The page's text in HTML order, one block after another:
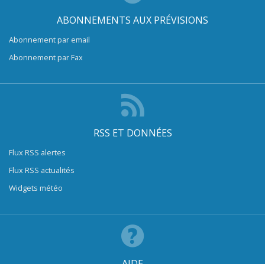
ABONNEMENTS AUX PRÉVISIONS
Abonnement par email
Abonnement par Fax
RSS ET DONNÉES
Flux RSS alertes
Flux RSS actualités
Widgets météo